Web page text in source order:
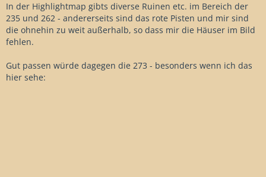
In der Highlightmap gibts diverse Ruinen etc. im Bereich der
235 und 262 - andererseits sind das rote Pisten und mir sind
die ohnehin zu weit außerhalb, so dass mir die Häuser im Bild
fehlen.
Gut passen würde dagegen die 273 - besonders wenn ich das
hier sehe: